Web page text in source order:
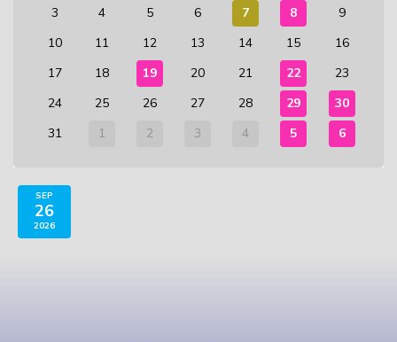
3 4 5 6 7 8
9
10
11 12 13 14 15
16
17
18 19 20 21 22
23
24
25 26 27 28 29
30
31
1 2 3 4 5 6
SEP
26
2026